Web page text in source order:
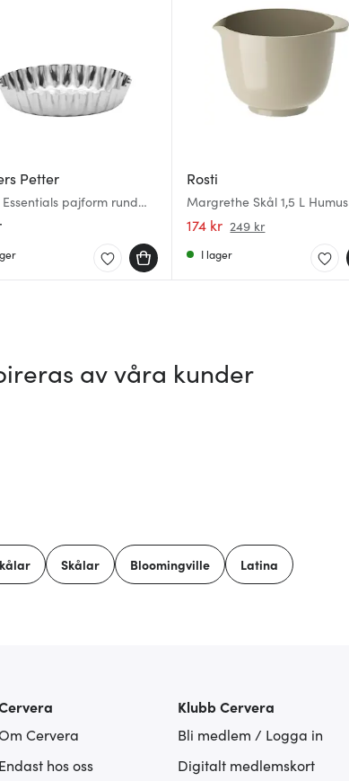
Petter
pajform rund
cm rostfritt stål
Rosti
Margrethe Skål 1,5 L Humus
174 kr 249 kr
I lager
av våra kunder
Skålar Bloomingville Latina
Cervera
Endast hos oss
Klubb Cervera
Bli medlem / Logga in
Digitalt medlemskort